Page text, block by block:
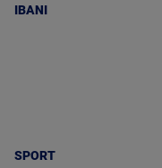
IBANI
SPORT